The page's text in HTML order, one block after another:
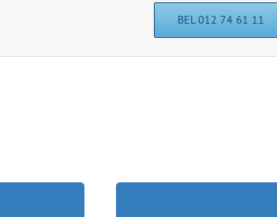
BEL 012 74 61 11